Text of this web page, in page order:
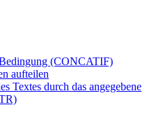
(CONCATIF)
aufteilen
Textes durch das angegebene